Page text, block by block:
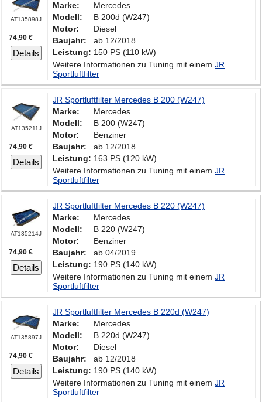
AT135898J
74,90 €
Details
Marke:
Mercedes
Modell:
B 200d (W247)
Motor:
Diesel
Baujahr:
ab 12/2018
Leistung: 150 PS (110 kW)
Weitere Informationen zu Tuning mit einem JR
Sportluftfilter
AT135211J
74,90 €
Details
JR Sportluftfilter Mercedes B 200 (W247)
Marke:
Mercedes
Modell:
B 200 (W247)
Motor:
Benziner
Baujahr:
ab 12/2018
Leistung: 163 PS (120 kW)
Weitere Informationen zu Tuning mit einem JR
Sportluftfilter
AT135214J
74,90 €
Details
JR Sportluftfilter Mercedes B 220 (W247)
Marke:
Mercedes
Modell:
B 220 (W247)
Motor:
Benziner
Baujahr:
ab 04/2019
Leistung: 190 PS (140 kW)
Weitere Informationen zu Tuning mit einem JR
Sportluftfilter
AT135897J
74,90 €
Details
JR Sportluftfilter Mercedes B 220d (W247)
Marke:
Mercedes
Modell:
B 220d (W247)
Motor:
Diesel
Baujahr:
ab 12/2018
Leistung: 190 PS (140 kW)
Weitere Informationen zu Tuning mit einem JR
Sportluftfilter